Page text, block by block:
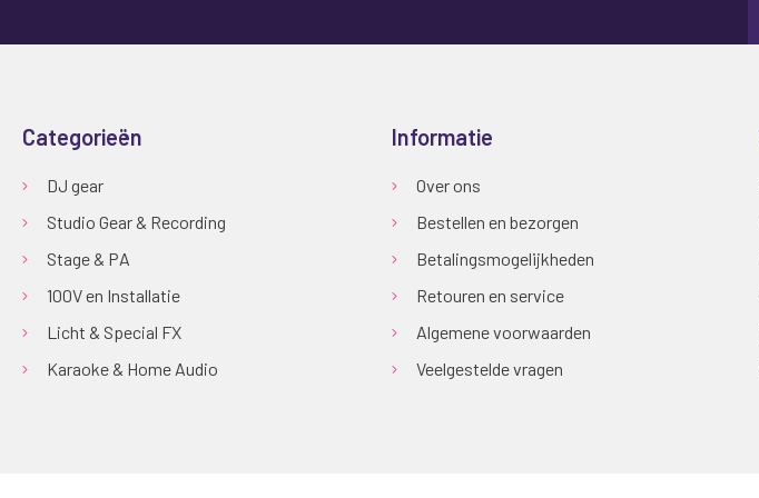
Categorieën
DJ gear
Studio Gear & Recording
Stage & PA
100V en Installatie
Licht & Special FX
Karaoke & Home Audio
Informatie
Over ons
Bestellen en bezorgen
Betalingsmogelijkheden
Retouren en service
Algemene voorwaarden
Veelgestelde vragen